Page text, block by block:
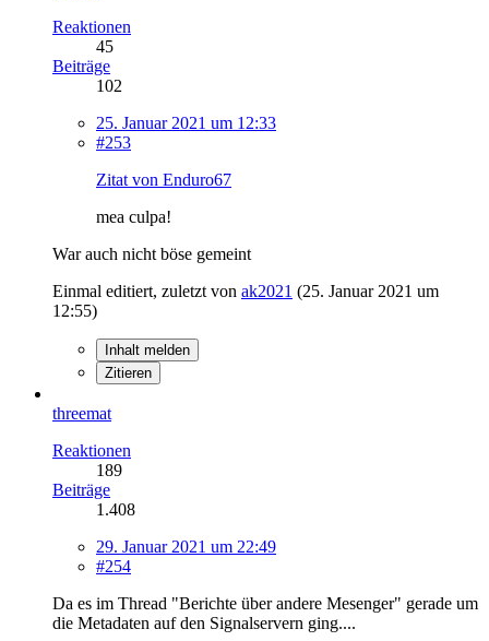
Reaktionen
45
Beiträge
102
25. Januar 2021 um 12:33
#253
Zitat von Enduro67
mea culpa!
War auch nicht böse gemeint
Einmal editiert, zuletzt von ak2021 (25. Januar 2021 um
12:55)
Inhalt melden
Zitieren
threemat
Reaktionen
189
Beiträge
1.408
29. Januar 2021 um 22:49
#254
Da es im Thread "Berichte über andere Mesenger" gerade um
die Metadaten auf den Signalservern ging....